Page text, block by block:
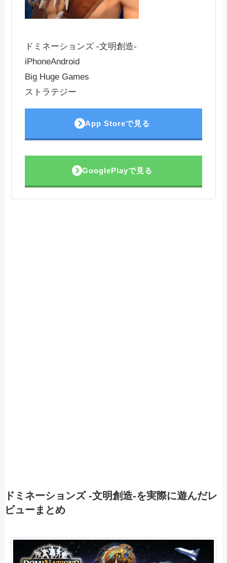
ドミネーションズ -文明創造-
iPhoneAndroid
Big Huge Games
ストラテジー
App Storeで見る
GooglePlayで見る
ドミネーションズ -文明創造-を実際に遊んだレ
ビューまとめ